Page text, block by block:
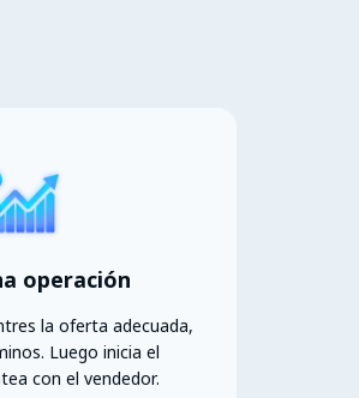
operación
la oferta adecuada,
Luego inicia el
con el vendedor.